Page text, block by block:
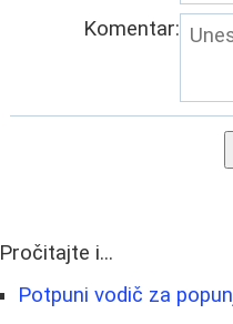
Komentar:
Pročitajte i...
Potpuni vodič za